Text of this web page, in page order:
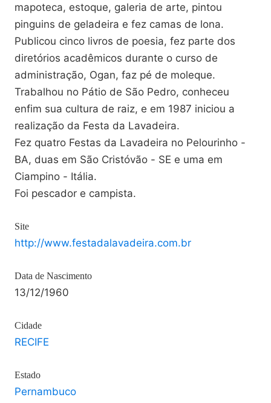
mapoteca, estoque, galeria de arte, pintou
pinguins de geladeira e fez camas de lona.
Publicou cinco livros de poesia, fez parte dos
diretórios acadêmicos durante o curso de
administração, Ogan, faz pé de moleque.
Trabalhou no Pátio de São Pedro, conheceu
enfim sua cultura de raiz, e em 1987 iniciou a
realização da Festa da Lavadeira.
Fez quatro Festas da Lavadeira no Pelourinho -
BA, duas em São Cristóvão - SE e uma em
Ciampino - Itália.
Foi pescador e campista.
Site
http://www.festadalavadeira.com.br
Data de Nascimento
13/12/1960
Cidade
RECIFE
Estado
Pernambuco